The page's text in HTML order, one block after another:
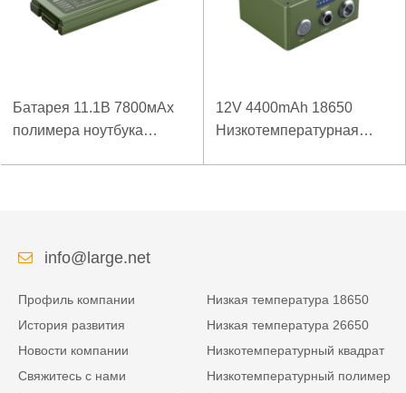
Батарея 11.1В 7800мАх
полимера ноутбука
12V 4400mAh 18650
Низкотемпературная
info@large.net
Профиль компании
История развития
Новости компании
Свяжитесь с нами
Низкая температура 18650
Низкая температура 26650
Низкотемпературный квадрат
Низкотемпературный полимер